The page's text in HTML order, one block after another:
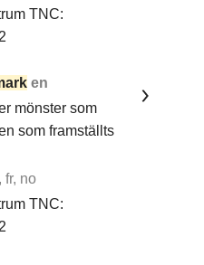
TNC:
en
mönster som
som framställts
fr, no
TNC: